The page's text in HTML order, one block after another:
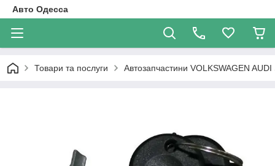
Авто Одесса
Товари та послуги Автозапчастини VOLKSWAGEN AUDI